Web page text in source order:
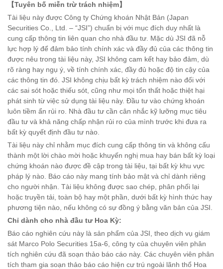
【Tuyên bố miễn trừ trách nhiệm】
Tài liệu này được Công ty Chứng khoán Nhật Bản (Japan
Securities Co., Ltd. – “JSI”) chuẩn bị với mục đích duy nhất là
cung cấp thông tin liên quan cho nhà đầu tư. Mặc dù JSI đã nỗ
lực hợp lý để đảm bảo tính chính xác và đầy đủ của các thông tin
được nêu trong tài liệu này, JSI không cam kết hay bảo đảm, dù
rõ ràng hay ngụ ý, về tính chính xác, đầy đủ hoặc độ tin cậy của
các thông tin đó. JSI không chịu bất kỳ trách nhiệm nào đối với
các sai sót hoặc thiếu sót, cũng như mọi tổn thất hoặc thiệt hại
phát sinh từ việc sử dụng tài liệu này. Đầu tư vào chứng khoán
luôn tiềm ẩn rủi ro. Nhà đầu tư cần cân nhắc kỹ lưỡng mục tiêu
đầu tư và khả năng chấp nhận rủi ro của mình trước khi đưa ra
bất kỳ quyết định đầu tư nào.
Tài liệu này chỉ nhằm mục đích cung cấp thông tin và không cấu
thành một lời chào mời hoặc khuyến nghị mua hay bán bất kỳ loại
chứng khoán nào được đề cập trong tài liệu, tại bất kỳ khu vực
pháp lý nào. Báo cáo này mang tính bảo mật và chỉ dành riêng
cho người nhận. Tài liệu không được sao chép, phân phối lại
hoặc truyền tải, toàn bộ hay một phần, dưới bất kỳ hình thức hay
phương tiện nào, nếu không có sự đồng ý bằng văn bản của JSI.
Chỉ dành cho nhà đầu tư Hoa Kỳ:
Báo cáo nghiên cứu này là sản phẩm của JSI, theo dịch vụ giám
sát Marco Polo Securities 15a-6, công ty của chuyên viên phân
tích nghiên cứu đã soạn thảo báo cáo này. Các chuyên viên phân
tích tham gia soạn thảo báo cáo hiện cư trú ngoài lãnh thổ Hoa